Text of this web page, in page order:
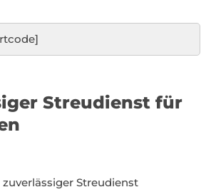
Streudienst für
Streudienst